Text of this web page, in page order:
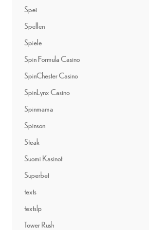
Spei
Spellen
Spiele
Spin Formula Casino
SpinChester Casino
SpinLynx Casino
Spinmama
Spinson
Steak
Suomi Kasinot
Superbet
texts
textslp
Tower Rush